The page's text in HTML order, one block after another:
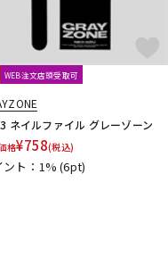
WEB注文店頭受取可
ネイルファイル グレーゾーン
格¥758(税込)
ント：1%(6pt)